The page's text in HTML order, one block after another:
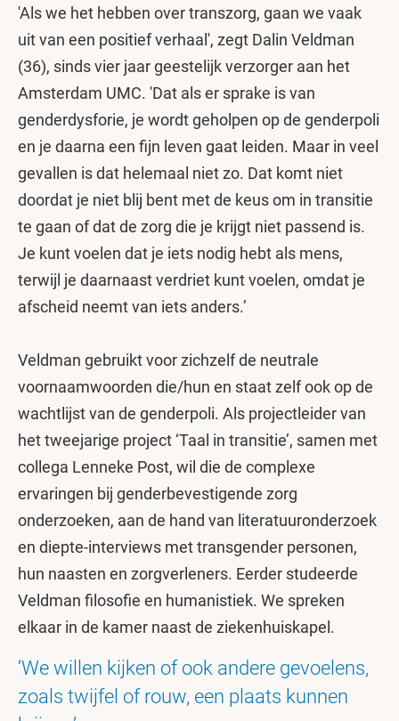
'Als we het hebben over transzorg, gaan we vaak
uit van een positief verhaal', zegt Dalin Veldman
(36), sinds vier jaar geestelijk verzorger aan het
Amsterdam UMC. 'Dat als er sprake is van
genderdysforie, je wordt geholpen op de genderpoli
en je daarna een fijn leven gaat leiden. Maar in veel
gevallen is dat helemaal niet zo. Dat komt niet
doordat je niet blij bent met de keus om in transitie
te gaan of dat de zorg die je krijgt niet passend is.
Je kunt voelen dat je iets nodig hebt als mens,
terwijl je daarnaast verdriet kunt voelen, omdat je
afscheid neemt van iets anders.’
Veldman gebruikt voor zichzelf de neutrale
voornaamwoorden die/hun en staat zelf ook op de
wachtlijst van de genderpoli. Als projectleider van
het tweejarige project ‘Taal in transitie’, samen met
collega Lenneke Post, wil die de complexe
ervaringen bij genderbevestigende zorg
onderzoeken, aan de hand van literatuuronderzoek
en diepte-interviews met transgender personen,
hun naasten en zorgverleners. Eerder studeerde
Veldman filosofie en humanistiek. We spreken
elkaar in de kamer naast de ziekenhuiskapel.
‘We willen kijken of ook andere gevoelens,
zoals twijfel of rouw, een plaats kunnen